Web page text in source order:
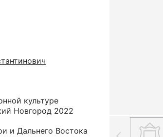
культуре
Новгород 2022
и Дальнего Востока